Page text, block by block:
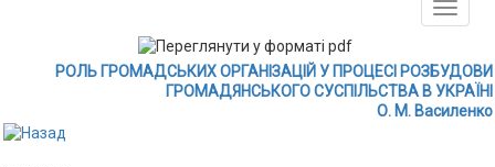
Toggle
РОЛЬ ГРОМАДСЬКИХ ОРГАНІЗАЦІЙ У ПРОЦЕСІ РОЗБУДОВИ
ГРОМАДЯНСЬКОГО СУСПІЛЬСТВА В УКРАЇНІ
О. М. Василенко